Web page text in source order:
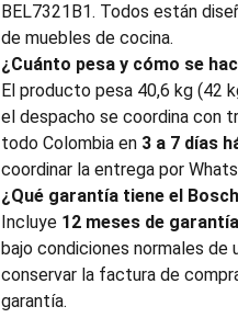
BEL7321B1. Todos están
de muebles de cocina.
¿Cuánto pesa y cómo se
El producto pesa 40,6 kg (42
el despacho se coordina con
todo Colombia en 3 a 7 días
coordinar la entrega por
¿Qué garantía tiene el Bosch
Incluye 12 meses de
bajo condiciones normales de
conservar la factura de
garantía.